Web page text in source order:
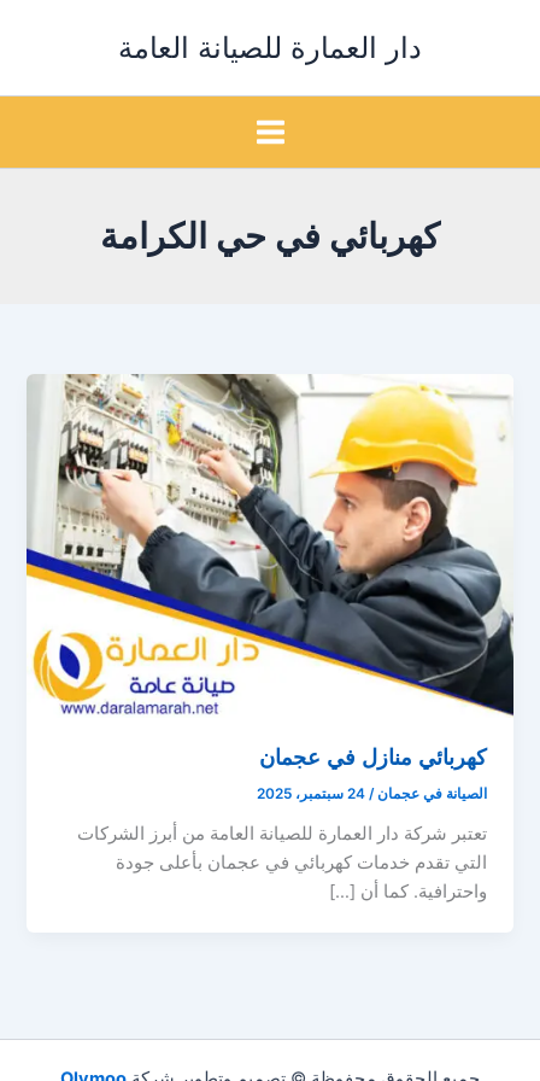
دار العمارة للصيانة العامة
كهربائي في حي الكرامة
كهربائي منازل في عجمان
الصيانة في عجمان/24 سبتمبر، 2025
تعتبر شركة دار العمارة للصيانة العامة من أبرز الشركات
التي تقدم خدمات كهربائي في عجمان بأعلى جودة
واحترافية. كما أن […]